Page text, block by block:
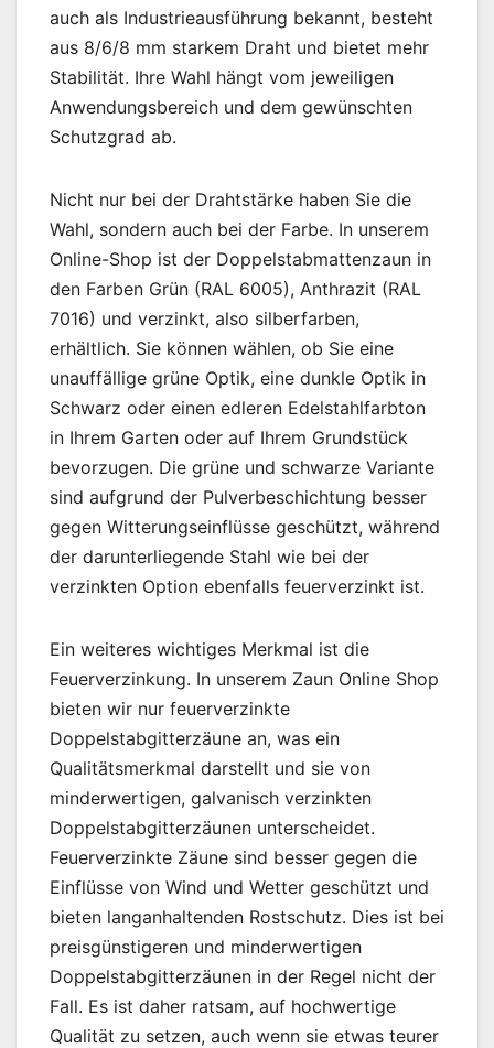
auch als Industrieausführung bekannt, besteht
aus 8/6/8 mm starkem Draht und bietet mehr
Stabilität. Ihre Wahl hängt vom jeweiligen
Anwendungsbereich und dem gewünschten
Schutzgrad ab.
Nicht nur bei der Drahtstärke haben Sie die
Wahl, sondern auch bei der Farbe. In unserem
Online-Shop ist der Doppelstabmattenzaun in
den Farben Grün (RAL 6005), Anthrazit (RAL
7016) und verzinkt, also silberfarben,
erhältlich. Sie können wählen, ob Sie eine
unauffällige grüne Optik, eine dunkle Optik in
Schwarz oder einen edleren Edelstahlfarbton
in Ihrem Garten oder auf Ihrem Grundstück
bevorzugen. Die grüne und schwarze Variante
sind aufgrund der Pulverbeschichtung besser
gegen Witterungseinflüsse geschützt, während
der darunterliegende Stahl wie bei der
verzinkten Option ebenfalls feuerverzinkt ist.
Ein weiteres wichtiges Merkmal ist die
Feuerverzinkung. In unserem Zaun Online Shop
bieten wir nur feuerverzinkte
Doppelstabgitterzäune an, was ein
Qualitätsmerkmal darstellt und sie von
minderwertigen, galvanisch verzinkten
Doppelstabgitterzäunen unterscheidet.
Feuerverzinkte Zäune sind besser gegen die
Einflüsse von Wind und Wetter geschützt und
bieten langanhaltenden Rostschutz. Dies ist bei
preisgünstigeren und minderwertigen
Doppelstabgitterzäunen in der Regel nicht der
Fall. Es ist daher ratsam, auf hochwertige
Qualität zu setzen, auch wenn sie etwas teurer